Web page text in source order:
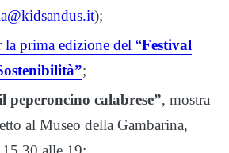
);
prima edizione del “Festival
;
peperoncino calabrese”, mostra
al Museo della Gambarina,